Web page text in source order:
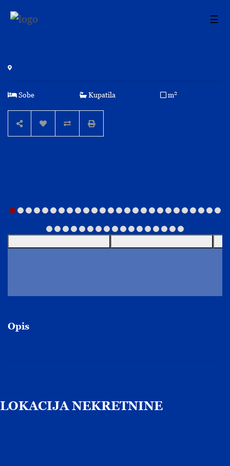
☰
Sobe Kupatila m2
Opis
LOKACIJANEKRETNINE